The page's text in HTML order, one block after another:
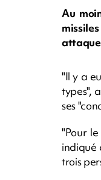
Au
attaque
"Il y a
types",
ses
"Pour
indiqué
trois